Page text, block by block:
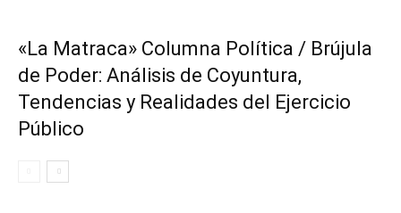
«La Matraca» Columna Política / Brújula
de Poder: Análisis de Coyuntura,
Tendencias y Realidades del Ejercicio
Público